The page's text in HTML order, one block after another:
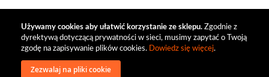
Używamy cookies aby ułatwić korzystanie ze sklepu. Zgodnie z
dyrektywą dotyczącą prywatności w sieci, musimy zapytać o Twoją
zgodę na zapisywanie plików cookies. Dowiedz się więcej.
Zezwalaj na pliki cookie